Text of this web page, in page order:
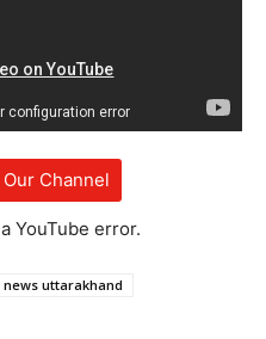
Channel
YouTube error.
news uttarakhand